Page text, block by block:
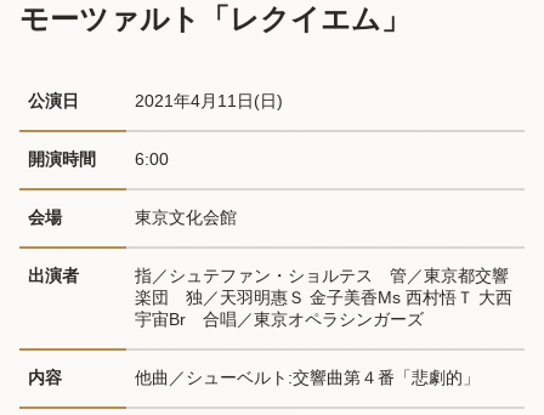
モーツァルト「レクイエム」
公演日 2021年4月11日(日)
開演時間 6:00
会場 東京文化会館
出演者
指／シュテファン・ショルテス　管／東京都交響
楽団　独／天羽明惠Ｓ 金子美香Ms 西村悟Ｔ 大西
宇宙Br　合唱／東京オペラシンガーズ
内容 他曲／シューベルト:交響曲第４番「悲劇的」